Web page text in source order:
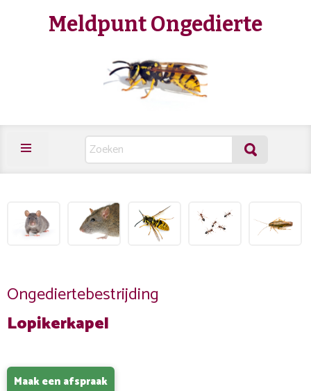
Meldpunt Ongedierte
Ongediertebestrijding
Lopikerkapel
Maak een afspraak